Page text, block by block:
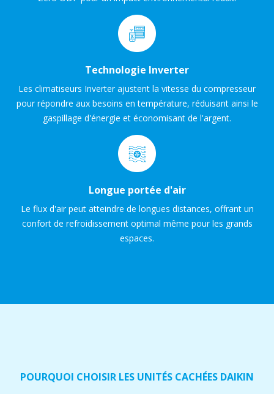
Technologie Inverter
Les climatiseurs Inverter ajustent la vitesse du compresseur
pour répondre aux besoins en température, réduisant ainsi le
gaspillage d'énergie et économisant de l'argent.
Longue portée d'air
Le flux d'air peut atteindre de longues distances, offrant un
confort de refroidissement optimal même pour les grands
espaces.
POURQUOI CHOISIR LES UNITÉS CACHÉES DAIKIN